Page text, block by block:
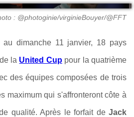
: @photoginie/virginieBouyer/@FFT
dimanche 11 janvier, 18 pays
la United Cuppour la quatrième
des équipes composées de trois
maximum qui s'affronteront côte à
qualité. Après le forfait de Jack